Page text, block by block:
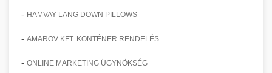
- HAMVAY LANG DOWN PILLOWS
- AMAROV KFT. KONTÉNER RENDELÉS
- ONLINE MARKETING ÜGYNÖKSÉG